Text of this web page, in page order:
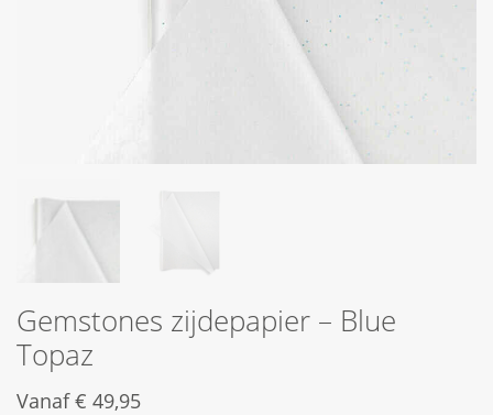
Gemstones zijdepapier – Blue
Topaz
Vanaf€ 49,95